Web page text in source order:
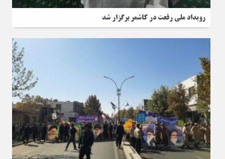
رویداد ملی رفعت در کاشمر برگزار شد